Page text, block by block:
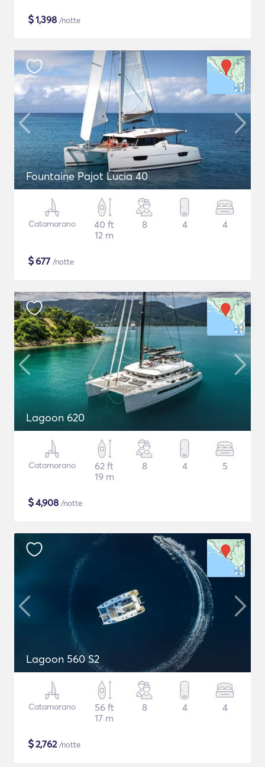
$1,398 /notte
Fountaine Pajot Lucia 40
Catamarano
40 ft
12 m
8 4 4
$677 /notte
Lagoon 620
Catamarano
62 ft
19 m
8 4 5
$4,908 /notte
Lagoon 560 S2
Catamarano
56 ft
17 m
8 4 4
$2,762/notte